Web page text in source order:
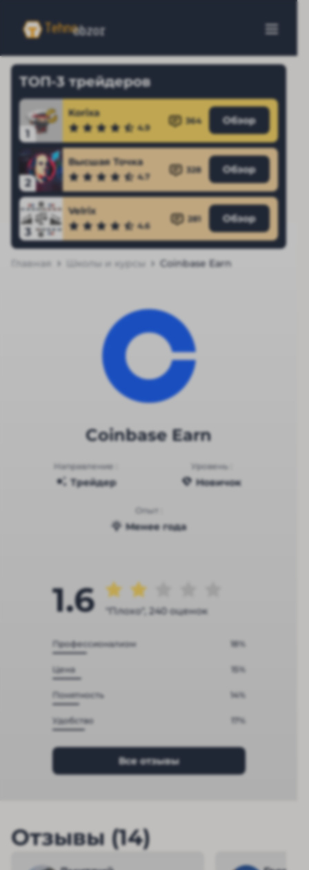
ТОП-3 трейдеров
1
Korixa
4.9
364 Обзор
2
Высшая Точка
4.7
328 Обзор
3
Velrix
4.6
281 Обзор
Главная Школы и курсы Coinbase Earn
Coinbase Earn
Направление :
Трейдер
Уровень :
Новичок
Опыт :
Менее года
1.6 "Плохо", 240 оценок
Профессионализм 18%
Цена 15%
Понятность 14%
Удобство 17%
Все отзывы
Отзывы (14)